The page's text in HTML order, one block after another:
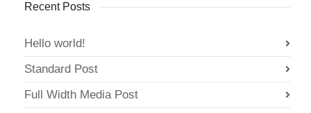
Recent Posts
Hello world!
Standard Post
Full Width Media Post